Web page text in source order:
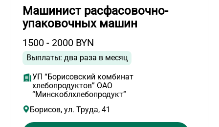
Машинист расфасовочно-
упаковочных машин
1500 - 2000 BYN
Выплаты: два раза в месяц
УП “Борисовский комбинат
хлебопродуктов” ОАО
“Минскоблхлебопродукт”
Борисов, ул. Труда, 41